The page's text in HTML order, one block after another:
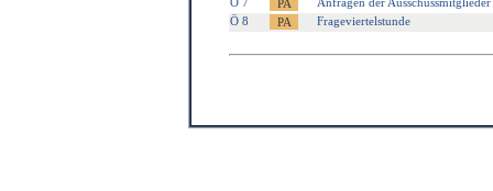
Ö 8
Frageviertelstunde